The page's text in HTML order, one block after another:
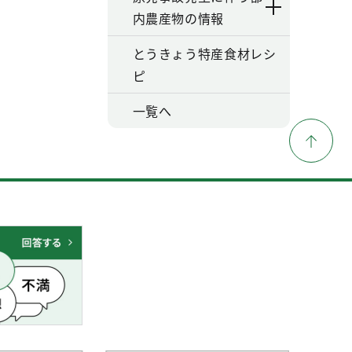
内農産物の情報
とうきょう特産食材レシ
ピ
一覧へ